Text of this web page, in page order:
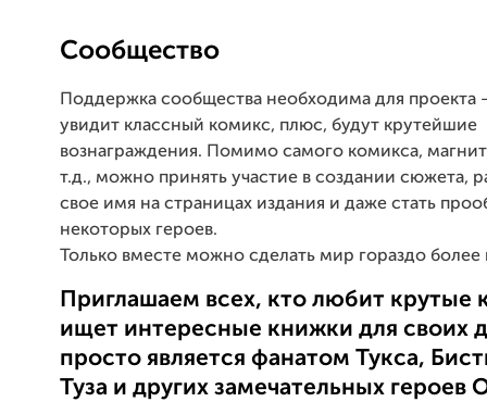
Сообщество
Поддержка сообщества необходима для проекта
увидит классный комикс, плюс, будут крутейшие
вознаграждения. Помимо самого комикса,
т.д., можно принять участие в создании сюжета,
свое имя на страницах издания и даже стать
некоторых героев.
Только вместе можно сделать мир гораздо
Приглашаем всех, кто любит крутые
ищет интересные книжки для своих
просто является фанатом Тукса,
Туза и других замечательных героев